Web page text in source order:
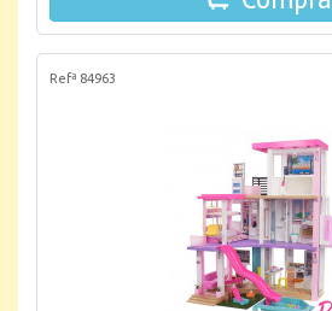
Refª 84963